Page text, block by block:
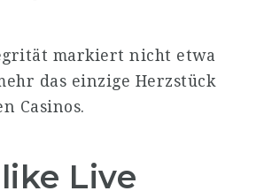
markiert nicht etwa
das einzige Herzstück
Casinos.
Live